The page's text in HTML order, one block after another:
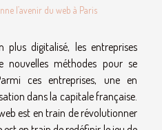
l’avenir du web à Paris
digitalisé, les entreprises
nouvelles méthodes pour se
ces entreprises, une en
dans la capitale française.
est en train de révolutionner